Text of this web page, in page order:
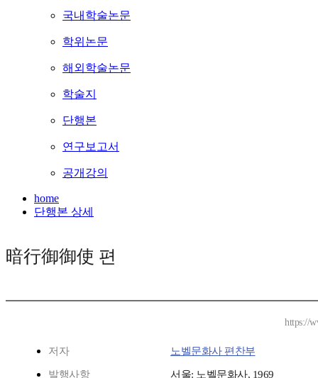
국내학술논문
학위논문
해외학술논문
학술지
단행본
연구보고서
공개강의
home
단행본 상세
暗行御御使 편
https://
저자 노벨문화사 편찬부
발행사항 서울: 노벨문화사, 1969